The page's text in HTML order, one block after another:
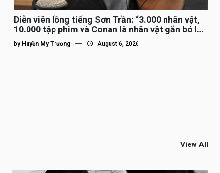
Diễn viên lồng tiếng Sơn Trần: “3.000 nhân vật,
10.000 tập phim và Conan là nhân vật gắn bó lâu
nhất”
by Huyền My Trương August 6, 2026
View All